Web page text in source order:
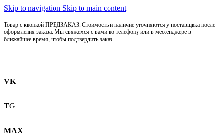
Skip to navigation Skip to main content
Товар с кнопкой ПРЕДЗАКАЗ. Стоимость и наличие уточняются у поставщика после
оформления заказа. Мы свяжемся с вами по телефону или в мессенджере в
ближайшее время, чтобы подтвердить заказ.
VK
TG
MAX